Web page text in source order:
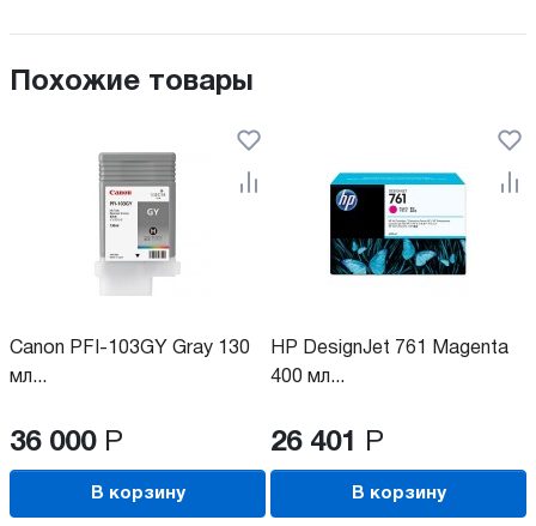
Похожие товары
Canon PFI-103GY Gray 130
мл...
36 000 Р
В корзину
HP DesignJet 761 Magenta
400 мл...
26 401 Р
В корзину